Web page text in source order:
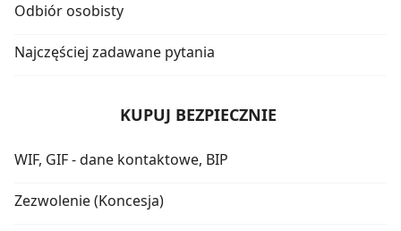
Odbiór osobisty
Najczęściej zadawane pytania
KUPUJ BEZPIECZNIE
WIF, GIF - dane kontaktowe, BIP
Zezwolenie (Koncesja)